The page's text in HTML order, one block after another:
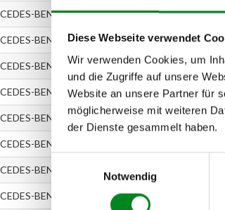
Diese Webseite verwendet
Wir verwenden Cookies, um
und die Zugriffe auf unsere
Website an unsere Partner für
möglicherweise mit weiteren
der Dienste gesammelt haben.
Einwilligungsauswahl
Notwendig
BENZ E-CLASS Kombi (S211) E 220 T CDI
BENZ E-CLASS Kombi (S211) E 220 T CDI
BENZ E-CLASS Kombi (S211) E 270 T CDI
BENZ E-CLASS Kombi (S211) E 280 T CDI
BENZ E-CLASS Kombi (S211) E 320 T CDI
BENZ E-CLASS Kombi (S211) E 320 T CDI
BENZ E-CLASS Limousine (W211) E 200
BENZ E-CLASS Limousine (W211) E 220